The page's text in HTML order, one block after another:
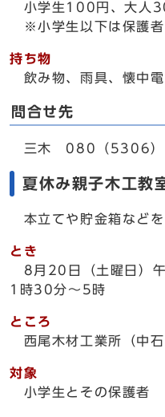
小学生100円、大人
※小学生以下は保護者
持ち物
飲み物、雨具、懐中
問合せ先
三木 080（5306
夏休み親子木工教
本立てや貯金箱などを
とき
8月20日（土曜日）
1時30分～5時
ところ
西尾木材工業所（中石
対象
小学生とその保護者